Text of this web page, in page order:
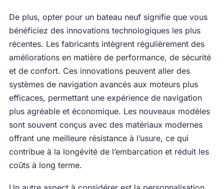
De plus, opter pour un bateau neuf signifie que vous
bénéficiez des innovations technologiques les plus
récentes. Les fabricants intègrent régulièrement des
améliorations en matière de performance, de sécurité
et de confort. Ces innovations peuvent aller des
systèmes de navigation avancés aux moteurs plus
efficaces, permettant une expérience de navigation
plus agréable et économique. Les nouveaux modèles
sont souvent conçus avec des matériaux modernes
offrant une meilleure résistance à l’usure, ce qui
contribue à la longévité de l’embarcation et réduit les
coûts à long terme.